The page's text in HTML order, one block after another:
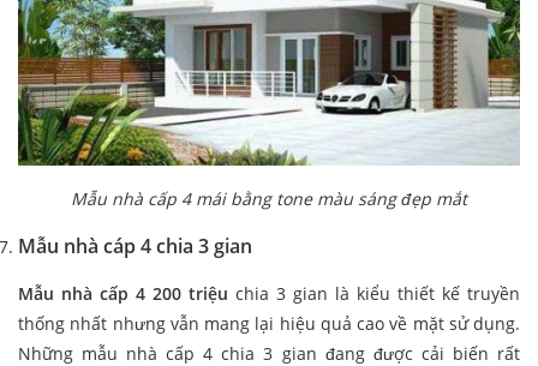
Mẫu nhà cấp 4 mái bằng tone màu sáng đẹp mắt
Mẫu nhà cáp 4 chia 3 gian
Mẫu nhà cấp 4 200 triệu chia 3 gian là kiểu thiết kế truyền
thống nhất nhưng vẫn mang lại hiệu quả cao về mặt sử dụng.
Những mẫu nhà cấp 4 chia 3 gian đang được cải biến rất